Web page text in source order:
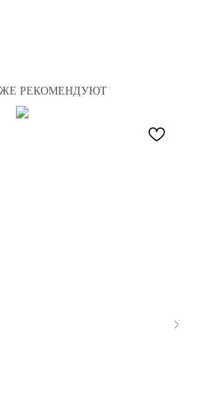
РЕКОМЕНДУЮТ